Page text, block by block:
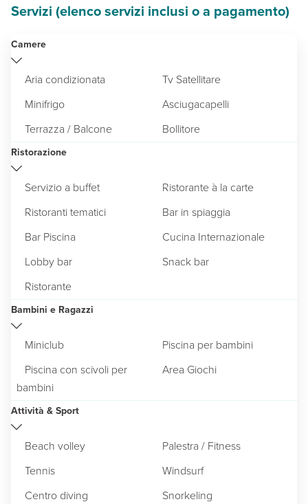
Servizi (elenco servizi inclusi o a pagamento)
Camere
Aria condizionata
Tv Satellitare
Minifrigo
Asciugacapelli
Terrazza / Balcone
Bollitore
Ristorazione
Servizio a buffet
Ristorante à la carte
Ristoranti tematici
Bar in spiaggia
Bar Piscina
Cucina Internazionale
Lobby bar
Snack bar
Ristorante
Bambini e Ragazzi
Miniclub
Piscina per bambini
Piscina con scivoli per
bambini
Area Giochi
Attività & Sport
Beach volley
Palestra / Fitness
Tennis
Windsurf
Centro diving
Snorkeling